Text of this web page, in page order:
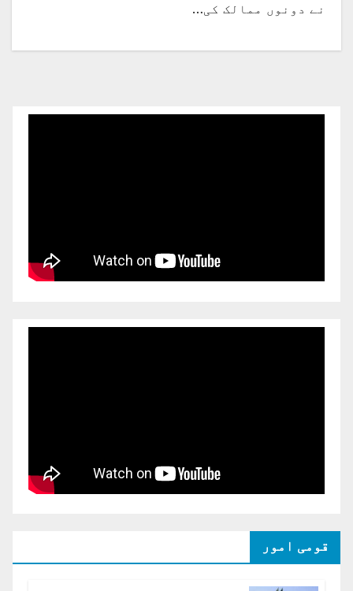
نے دونوں ممالک کی…
قومی امور